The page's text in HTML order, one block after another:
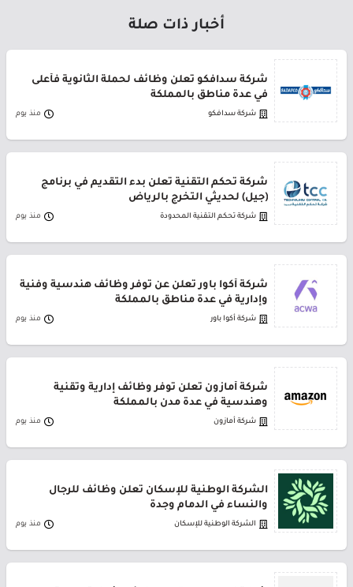
أخبار ذات صلة
شركة سدافكو تعلن وظائف لحملة الثانوية فأعلى
في عدة مناطق بالمملكة
شركة سدافكو منذ يوم
شركة تحكم التقنية تعلن بدء التقديم في برنامج
(جيل) لحديثي التخرج بالرياض
شركة تحكم التقنية المحدودة منذ يوم
شركة أكوا باور تعلن عن توفر وظائف هندسية وفنية
وإدارية في عدة مناطق بالمملكة
شركة أكوا باور منذ يوم
شركة أمازون تعلن توفر وظائف إدارية وتقنية
وهندسية في عدة مدن بالمملكة
شركة أمازون منذ يوم
الشركة الوطنية للإسكان تعلن وظائف للرجال
والنساء في الدمام وجدة
الشركة الوطنية للإسكان منذ يوم